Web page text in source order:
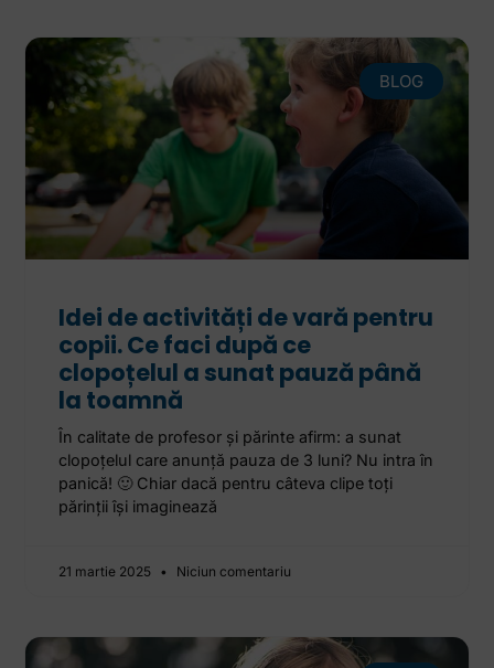
BLOG
Idei de activități de vară pentru
copii. Ce faci după ce
clopoțelul a sunat pauză până
la toamnă
În calitate de profesor și părinte afirm: a sunat
clopoțelul care anunță pauza de 3 luni? Nu intra în
panică! 🙂 Chiar dacă pentru câteva clipe toți
părinții își imaginează
21 martie 2025 Niciun comentariu